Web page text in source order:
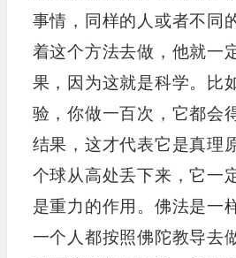
事情，同样的人或者不同
着这个方法去做，他就一
果，因为这就是科学。比
验，你做一百次，它都会
结果，这才代表它是真理
个球从高处丢下来，它一
是重力的作用。佛法是一
一个人都按照佛陀教导去